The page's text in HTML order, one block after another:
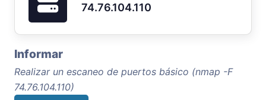
74.76.104.110
Informar
Realizar un escaneo de puertos básico (nmap -F
74.76.104.110)